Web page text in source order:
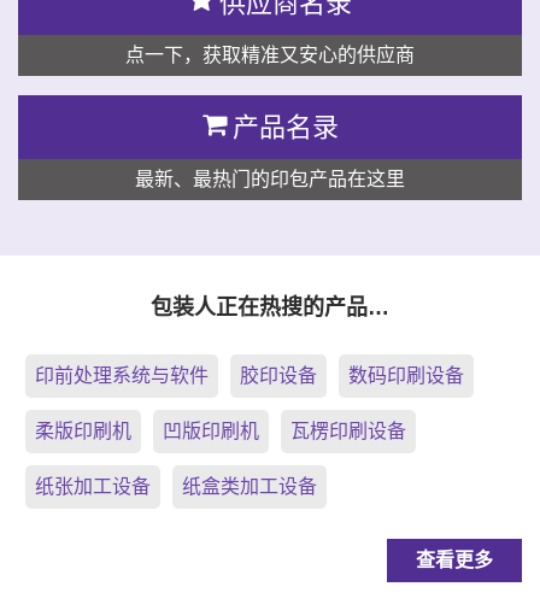
点一下，获取精准又安心的供应商
产品名录
最新、最热门的印包产品在这里
包装人正在热搜的产品…
印前处理系统与软件 胶印设备 数码印刷设备
柔版印刷机 凹版印刷机 瓦楞印刷设备
纸张加工设备 纸盒类加工设备
查看更多